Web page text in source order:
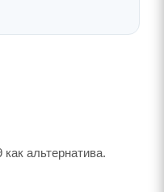
альтернатива.